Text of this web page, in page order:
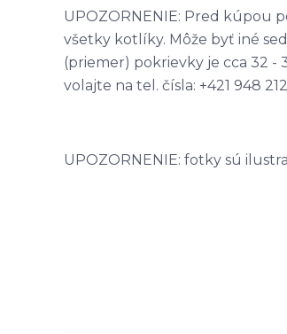
UPOZORNENIE: Pred kúpou
všetky kotlíky. Môže byť iné
(priemer) pokrievky je cca 32 -
volajte na tel. čísla: +421 948
UPOZORNENIE: fotky sú